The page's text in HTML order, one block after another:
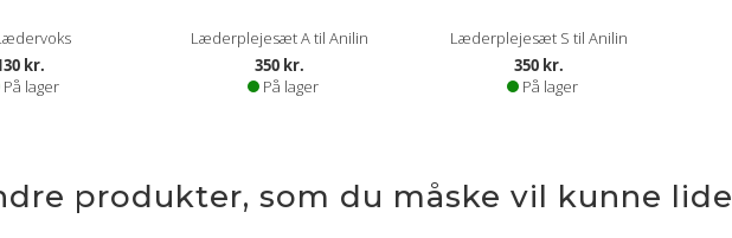
kr.
På lager
Læderplejesæt A til Anilin
350 kr.
På lager
Læderplejesæt S til Anilin
350 kr.
På lager
produkter, som du måske vil kunne lide